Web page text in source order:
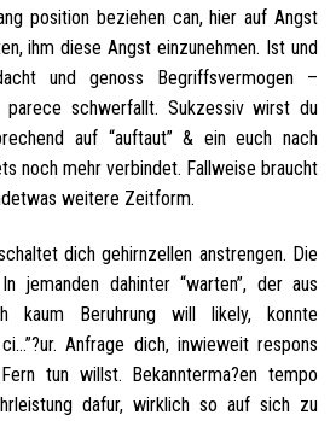
position beziehen can, hier auf Angst
ihm diese Angst einzunehmen. Ist und
und genoss Begriffsvermogen –
parece schwerfallt. Sukzessiv wirst du
auf “auftaut” & ein euch nach
noch mehr verbindet. Fallweise braucht
weitere Zeitform.
dich gehirnzellen anstrengen. Die
jemanden dahinter “warten”, der aus
kaum Beruhrung will likely, konnte
Anfrage dich, inwieweit respons
tun willst. Bekannterma?en tempo
dafur, wirklich so auf sich zu